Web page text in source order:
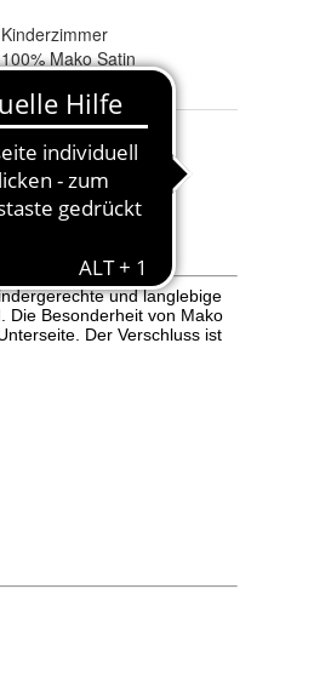
Kinderzimmer
100% Mako Satin